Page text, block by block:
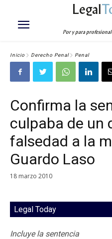
Legal
Por y para
Inicio Derecho Penal Penal
Confirma la
culpaba de un
falsedad a la
Guardo Laso
18 marzo 2010
Legal Today
Incluye la sentencia